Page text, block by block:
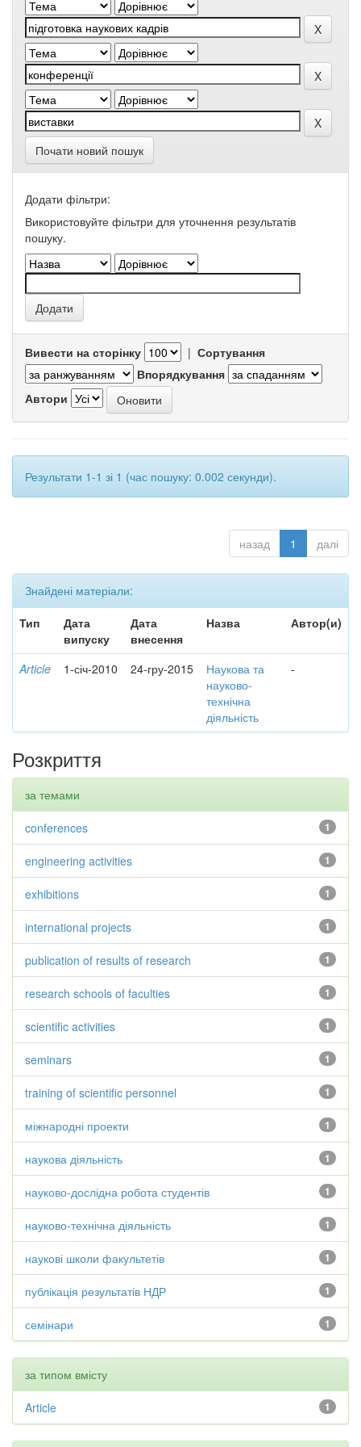
Почати новий пошук
Додати фільтри:
Використовуйте фільтри для уточнення результатів
пошуку.
Вивести на сторінку | Сортування
Впорядкування
Автори
Результати 1-1 зі 1 (час пошуку: 0.002 секунди).
назад 1 далі
Знайдені матеріали:
Тип
Дата
випуску
Дата
внесення
Назва Автор(и)
Article 1-січ-2010 24-гру-2015
Наукова та
науково-
технічна
діяльність
-
Розкриття
за темами
1
conferences
1
engineering activities
1
exhibitions
1
international projects
1
publication of results of research
1
research schools of faculties
1
scientific activities
1
seminars
1
training of scientific personnel
1
міжнародні проекти
1
наукова діяльність
1
науково-дослідна робота студентів
1
науково-технічна діяльність
1
наукові школи факультетів
1
публікація результатів НДР
1
семінари
за типом вмісту
1
Article